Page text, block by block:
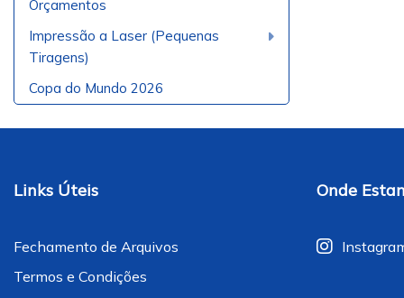
Orçamentos
Impressão a Laser (Pequenas
Tiragens)
Copa do Mundo 2026
Links Úteis
Fechamento de Arquivos
Termos e Condições
Onde